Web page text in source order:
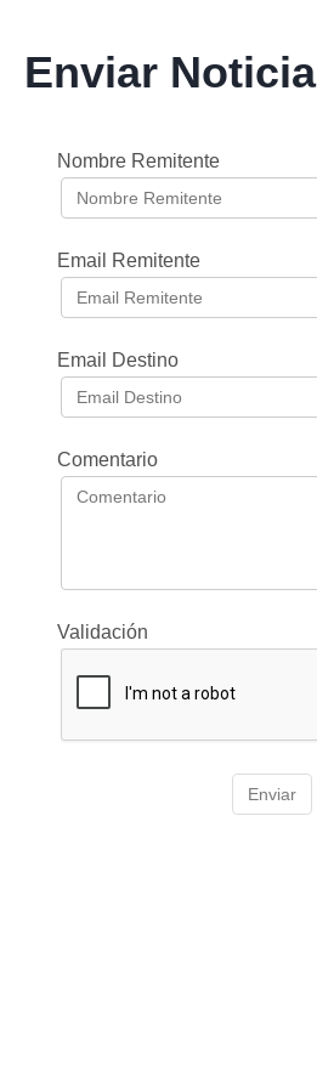
Enviar Noticia
Nombre Remitente
Email Remitente
Email Destino
Comentario
Validación